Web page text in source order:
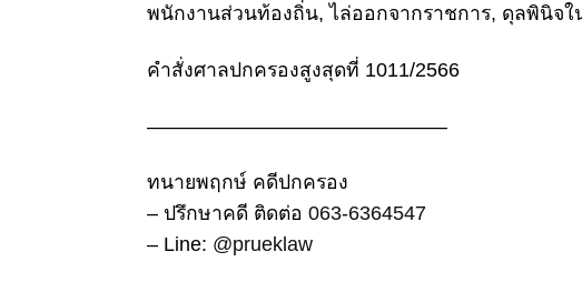
พนักงานส่วนท้องถิ่น, ไล่ออกจากราชการ, ดุลพินิจใ
คำสั่งศาลปกครองสูงสุดที่ 1011/2566
———————————————
ทนายพฤกษ์ คดีปกครอง
– ปรึกษาคดี ติดต่อ 063-6364547
– Line: @prueklaw